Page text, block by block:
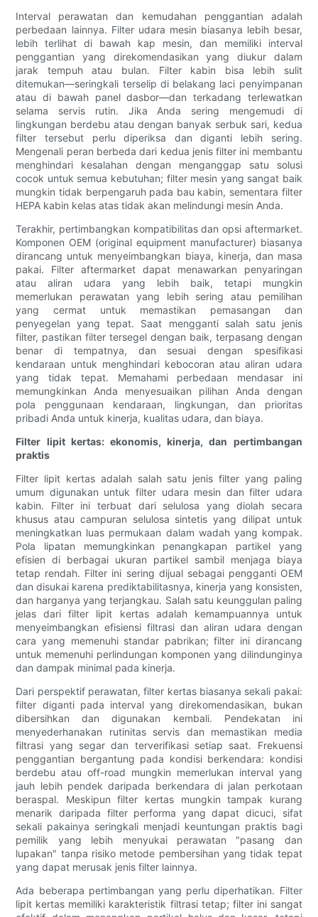
Interval perawatan dan kemudahan penggantian adalah
perbedaan lainnya. Filter udara mesin biasanya lebih besar,
lebih terlihat di bawah kap mesin, dan memiliki interval
penggantian yang direkomendasikan yang diukur dalam
jarak tempuh atau bulan. Filter kabin bisa lebih sulit
ditemukan—seringkali terselip di belakang laci penyimpanan
atau di bawah panel dasbor—dan terkadang terlewatkan
selama servis rutin. Jika Anda sering mengemudi di
lingkungan berdebu atau dengan banyak serbuk sari, kedua
filter tersebut perlu diperiksa dan diganti lebih sering.
Mengenali peran berbeda dari kedua jenis filter ini membantu
menghindari kesalahan dengan menganggap satu solusi
cocok untuk semua kebutuhan; filter mesin yang sangat baik
mungkin tidak berpengaruh pada bau kabin, sementara filter
HEPA kabin kelas atas tidak akan melindungi mesin Anda.
Terakhir, pertimbangkan kompatibilitas dan opsi aftermarket.
Komponen OEM (original equipment manufacturer) biasanya
dirancang untuk menyeimbangkan biaya, kinerja, dan masa
pakai. Filter aftermarket dapat menawarkan penyaringan
atau aliran udara yang lebih baik, tetapi mungkin
memerlukan perawatan yang lebih sering atau pemilihan
yang cermat untuk memastikan pemasangan dan
penyegelan yang tepat. Saat mengganti salah satu jenis
filter, pastikan filter tersegel dengan baik, terpasang dengan
benar di tempatnya, dan sesuai dengan spesifikasi
kendaraan untuk menghindari kebocoran atau aliran udara
yang tidak tepat. Memahami perbedaan mendasar ini
memungkinkan Anda menyesuaikan pilihan Anda dengan
pola penggunaan kendaraan, lingkungan, dan prioritas
pribadi Anda untuk kinerja, kualitas udara, dan biaya.
Filter lipit kertas: ekonomis, kinerja, dan pertimbangan
praktis
Filter lipit kertas adalah salah satu jenis filter yang paling
umum digunakan untuk filter udara mesin dan filter udara
kabin. Filter ini terbuat dari selulosa yang diolah secara
khusus atau campuran selulosa sintetis yang dilipat untuk
meningkatkan luas permukaan dalam wadah yang kompak.
Pola lipatan memungkinkan penangkapan partikel yang
efisien di berbagai ukuran partikel sambil menjaga biaya
tetap rendah. Filter ini sering dijual sebagai pengganti OEM
dan disukai karena prediktabilitasnya, kinerja yang konsisten,
dan harganya yang terjangkau. Salah satu keunggulan paling
jelas dari filter lipit kertas adalah kemampuannya untuk
menyeimbangkan efisiensi filtrasi dan aliran udara dengan
cara yang memenuhi standar pabrikan; filter ini dirancang
untuk memenuhi perlindungan komponen yang dilindunginya
dan dampak minimal pada kinerja.
Dari perspektif perawatan, filter kertas biasanya sekali pakai:
filter diganti pada interval yang direkomendasikan, bukan
dibersihkan dan digunakan kembali. Pendekatan ini
menyederhanakan rutinitas servis dan memastikan media
filtrasi yang segar dan terverifikasi setiap saat. Frekuensi
penggantian bergantung pada kondisi berkendara: kondisi
berdebu atau off-road mungkin memerlukan interval yang
jauh lebih pendek daripada berkendara di jalan perkotaan
beraspal. Meskipun filter kertas mungkin tampak kurang
menarik daripada filter performa yang dapat dicuci, sifat
sekali pakainya seringkali menjadi keuntungan praktis bagi
pemilik yang lebih menyukai perawatan "pasang dan
lupakan" tanpa risiko metode pembersihan yang tidak tepat
yang dapat merusak jenis filter lainnya.
Ada beberapa pertimbangan yang perlu diperhatikan. Filter
lipit kertas memiliki karakteristik filtrasi tetap; filter ini sangat